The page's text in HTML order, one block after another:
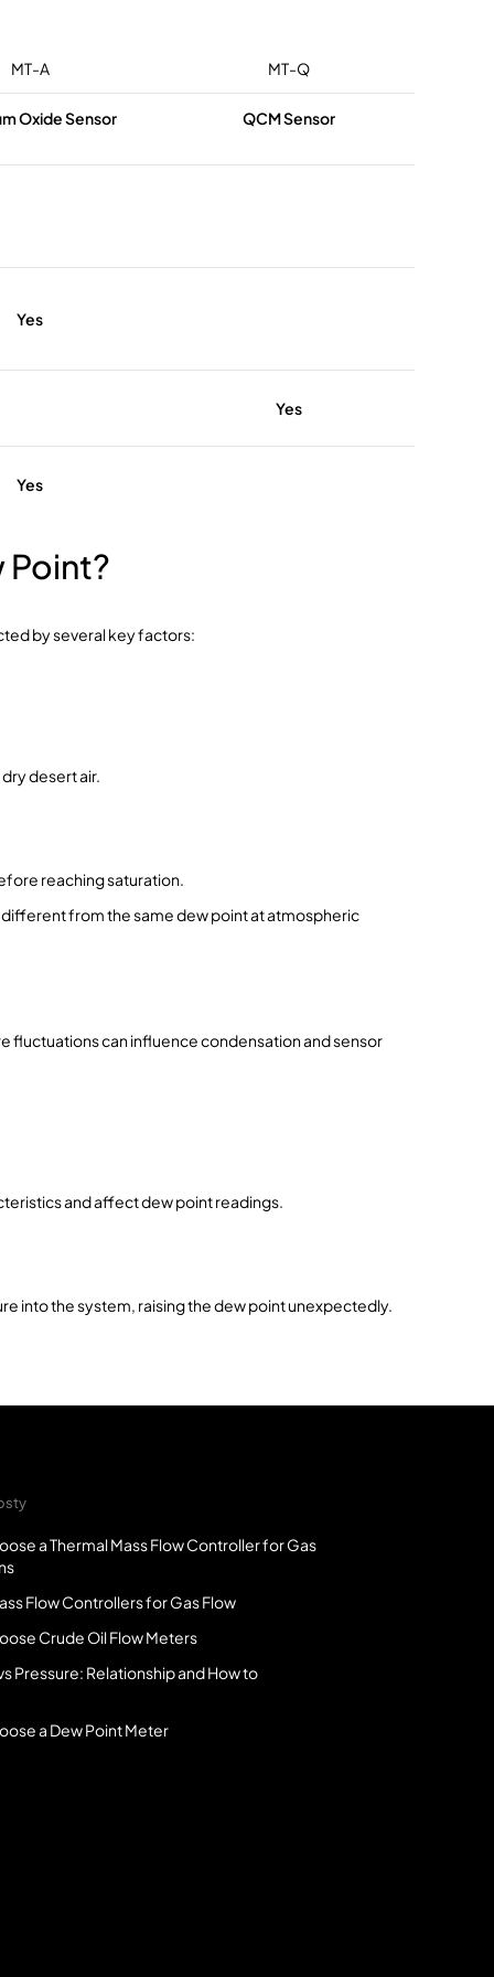
MT-A MT-Q
Oxide Sensor QCM Sensor
Yes
Yes
Yes
Point?
by several key factors:
desert air.
reaching saturation.
different from the same dew point at atmospheric
fluctuations can influence condensation and sensor
and affect dew point readings.
into the system, raising the dew point unexpectedly.
a Thermal Mass Flow Controller for Gas
Flow Controllers for Gas Flow
Crude Oil Flow Meters
Pressure: Relationship and How to
a Dew Point Meter